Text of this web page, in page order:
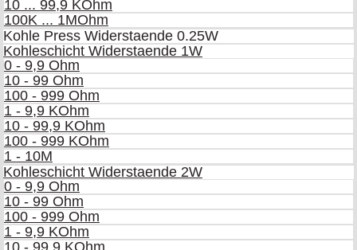
10 ... 99,9 KOhm
100K ... 1MOhm
Kohle Press Widerstaende 0.25W
Kohleschicht Widerstaende 1W
0 - 9,9 Ohm
10 - 99 Ohm
100 - 999 Ohm
1 - 9,9 KOhm
10 - 99,9 KOhm
100 - 999 KOhm
1 - 10M
Kohleschicht Widerstaende 2W
0 - 9,9 Ohm
10 - 99 Ohm
100 - 999 Ohm
1 - 9,9 KOhm
10 - 99,9 KOhm